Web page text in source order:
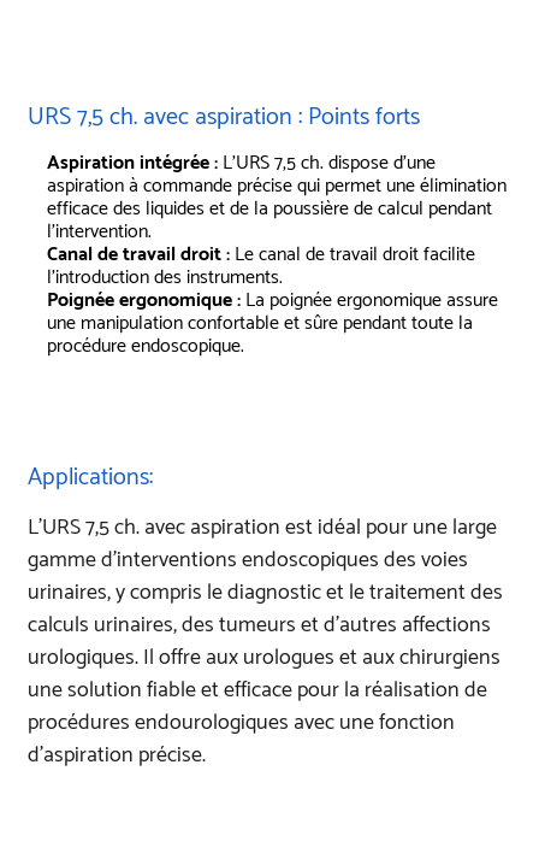
URS 7,5 ch. avec aspiration : Points forts
Aspiration intégrée :L’URS 7,5 ch. dispose d’une
aspiration à commande précise qui permet une élimination
efficace des liquides et de la poussière de calcul pendant
l’intervention.
Canal de travail droit :Le canal de travail droit facilite
l’introduction des instruments.
Poignée ergonomique :La poignée ergonomique assure
une manipulation confortable et sûre pendant toute la
procédure endoscopique.
Applications:
L’URS 7,5 ch. avec aspiration est idéal pour une large
gamme d’interventions endoscopiques des voies
urinaires, y compris le diagnostic et le traitement des
calculs urinaires, des tumeurs et d’autres affections
urologiques. Il offre aux urologues et aux chirurgiens
une solution fiable et efficace pour la réalisation de
procédures endourologiques avec une fonction
d’aspiration précise.